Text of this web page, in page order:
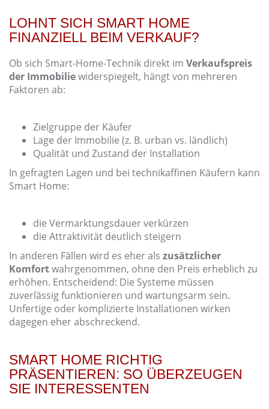
LOHNT SICH SMART HOME
FINANZIELL BEIM VERKAUF?
Ob sich Smart-Home-Technik direkt im Verkaufspreis
der Immobiliewiderspiegelt, hängt von mehreren
Faktoren ab:
Zielgruppe der Käufer
Lage der Immobilie (z. B. urban vs. ländlich)
Qualität und Zustand der Installation
In gefragten Lagen und bei technikaffinen Käufern kann
Smart Home:
die Vermarktungsdauer verkürzen
die Attraktivität deutlich steigern
In anderen Fällen wird es eher als zusätzlicher
Komfortwahrgenommen, ohne den Preis erheblich zu
erhöhen. Entscheidend: Die Systeme müssen
zuverlässig funktionieren und wartungsarm sein.
Unfertige oder komplizierte Installationen wirken
dagegen eher abschreckend.
SMART HOME RICHTIG
PRÄSENTIEREN: SO ÜBERZEUGEN
SIE INTERESSENTEN